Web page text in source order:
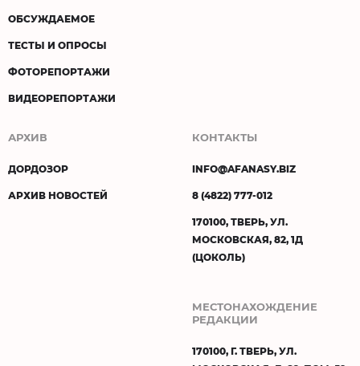
ОБСУЖДАЕМОЕ
ТЕСТЫ И ОПРОСЫ
ФОТОРЕПОРТАЖИ
ВИДЕОРЕПОРТАЖИ
АРХИВ
ДОРДОЗОР
АРХИВ НОВОСТЕЙ
КОНТАКТЫ
INFO@AFANASY.BIZ
8 (4822) 777-012
170100, ТВЕРЬ, УЛ.
МОСКОВСКАЯ, 82, 1Д
(ЦОКОЛЬ)
МЕСТОНАХОЖДЕНИЕ
РЕДАКЦИИ
170100, Г. ТВЕРЬ, УЛ.